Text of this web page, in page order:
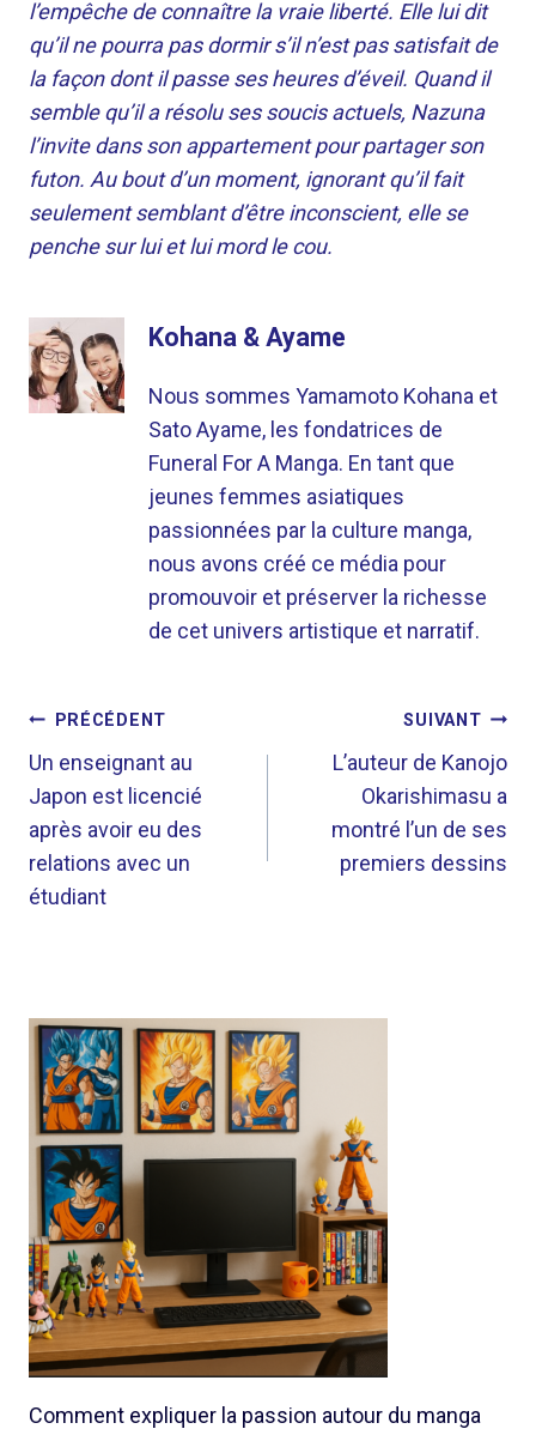
l’empêche de connaître la vraie liberté. Elle lui dit
qu’il ne pourra pas dormir s’il n’est pas satisfait de
la façon dont il passe ses heures d’éveil. Quand il
semble qu’il a résolu ses soucis actuels, Nazuna
l’invite dans son appartement pour partager son
futon. Au bout d’un moment, ignorant qu’il fait
seulement semblant d’être inconscient, elle se
penche sur lui et lui mord le cou.
Kohana & Ayame
Nous sommes Yamamoto Kohana et
Sato Ayame, les fondatrices de
Funeral For A Manga. En tant que
jeunes femmes asiatiques
passionnées par la culture manga,
nous avons créé ce média pour
promouvoir et préserver la richesse
de cet univers artistique et narratif.
NAVIGATION
DE
L’ARTICLE
PRÉCÉDENT
Un enseignant au
Japon est licencié
après avoir eu des
relations avec un
étudiant
SUIVANT
L’auteur de Kanojo
Okarishimasu a
montré l’un de ses
premiers dessins
Comment expliquer la passion autour du manga